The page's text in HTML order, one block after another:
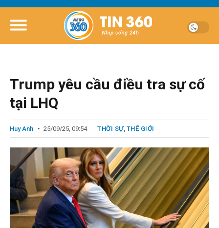
Trump yêu cầu điều tra sự cố
tại LHQ
Huy Anh 25/09/25, 09:54 THỜI SỰ, THẾ GIỚI